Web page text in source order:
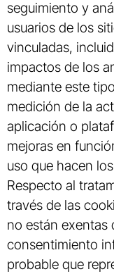
seguimiento y
usuarios de los
vinculadas,
impactos de los
mediante este
medición de la
aplicación o
mejoras en
uso que hacen
Respecto al
través de las
no están exentas
consentimiento
probable que